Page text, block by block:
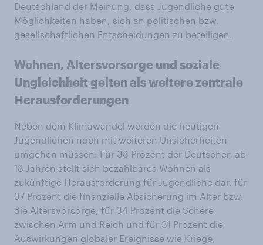
Deutschland der Meinung, dass Jugendliche gute
Möglichkeiten haben, sich an politischen bzw.
gesellschaftlichen Entscheidungen zu beteiligen.
Wohnen, Altersvorsorge und soziale
Ungleichheit gelten als weitere zentrale
Herausforderungen
Neben dem Klimawandel werden die heutigen
Jugendlichen noch mit weiteren Unsicherheiten
umgehen müssen: Für 38 Prozent der Deutschen ab
18 Jahren stellt sich bezahlbares Wohnen als
zukünftige Herausforderung für Jugendliche dar, für
37 Prozent die finanzielle Absicherung im Alter bzw.
die Altersvorsorge, für 34 Prozent die Schere
zwischen Arm und Reich und für 31 Prozent die
Auswirkungen globaler Ereignisse wie Kriege,